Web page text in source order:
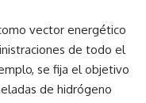
vector energético
de todo el
se fija el objetivo
de hidrógeno